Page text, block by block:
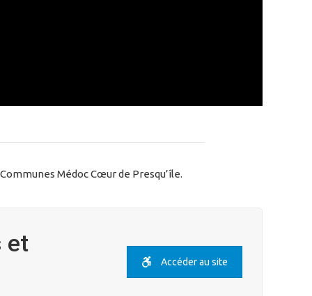
Médoc Cœur de Presqu’île.
et
Accéder au site